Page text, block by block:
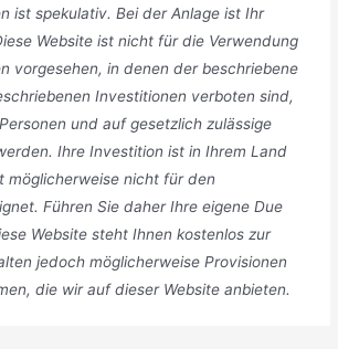
ist spekulativ. Bei der Anlage ist Ihr
Website ist nicht für die Verwendung
vorgesehen, in denen der beschriebene
Investitionen verboten sind,
und auf gesetzlich zulässige
Ihre Investition ist in Ihrem Land
möglicherweise nicht für den
Führen Sie daher Ihre eigene Due
Website steht Ihnen kostenlos zur
jedoch möglicherweise Provisionen
die wir auf dieser Website anbieten.